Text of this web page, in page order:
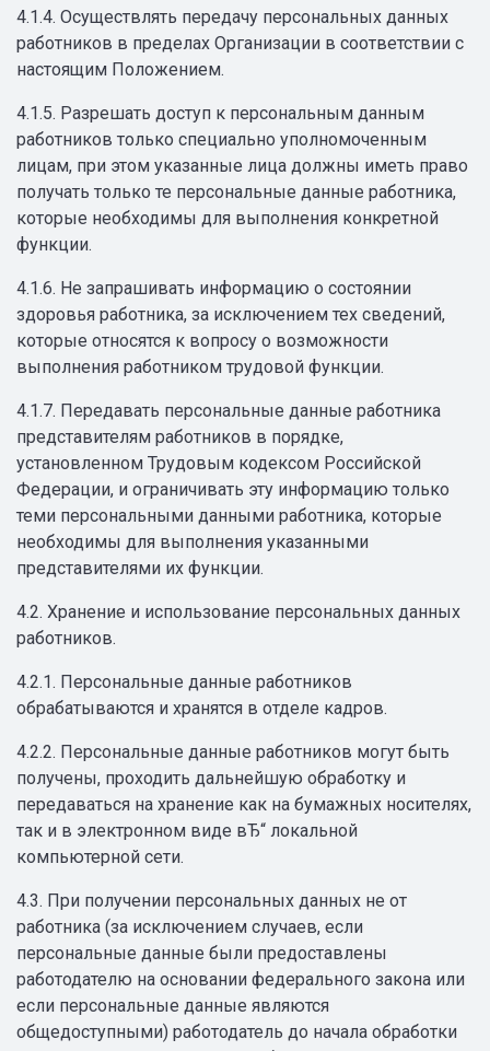
4.1.4. Осуществлять передачу персональных данных
работников в пределах Организации в соответствии с
настоящим Положением.
4.1.5. Разрешать доступ к персональным данным
работников только специально уполномоченным
лицам, при этом указанные лица должны иметь право
получать только те персональные данные работника,
которые необходимы для выполнения конкретной
функции.
4.1.6. Не запрашивать информацию о состоянии
здоровья работника, за исключением тех сведений,
которые относятся к вопросу о возможности
выполнения работником трудовой функции.
4.1.7. Передавать персональные данные работника
представителям работников в порядке,
установленном Трудовым кодексом Российской
Федерации, и ограничивать эту информацию только
теми персональными данными работника, которые
необходимы для выполнения указанными
представителями их функции.
4.2. Хранение и использование персональных данных
работников.
4.2.1. Персональные данные работников
обрабатываются и хранятся в отделе кадров.
4.2.2. Персональные данные работников могут быть
получены, проходить дальнейшую обработку и
передаваться на хранение как на бумажных носителях,
так и в электронном виде вЂ“ локальной
компьютерной сети.
4.3. При получении персональных данных не от
работника (за исключением случаев, если
персональные данные были предоставлены
работодателю на основании федерального закона или
если персональные данные являются
общедоступными) работодатель до начала обработки